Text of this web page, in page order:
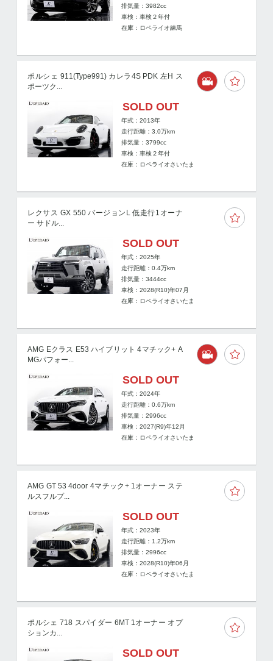
排気量：3982cc
車検：車検２年付
在庫：ロペライオ練馬
ポルシェ 911(Type991) カレラ4S PDK 左H ス
ポーツク...
SOLD OUT
年式：2013年
走行距離：3.0万km
排気量：3799cc
車検：車検２年付
在庫：ロペライオさいたま
レクサス GX 550 バージョンL 低走行1オーナ
ー サドル...
SOLD OUT
年式：2025年
走行距離：0.4万km
排気量：3444cc
車検：2028(R10)年07月
在庫：ロペライオさいたま
AMG Eクラス E53 ハイブリット 4マチック+ A
MGパフォー...
SOLD OUT
年式：2024年
走行距離：0.6万km
排気量：2996cc
車検：2027(R9)年12月
在庫：ロペライオさいたま
AMG GT 53 4door 4マチック+ 1オーナー ステ
ルスフルプ...
SOLD OUT
年式：2023年
走行距離： 1.2万km
排気量：2996cc
車検：2028(R10)年06月
在庫：ロペライオさいたま
ポルシェ 718 スパイダー 6MT 1オーナー オプ
ションカ...
SOLD OUT